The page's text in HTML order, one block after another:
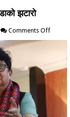
झटारो
Comments Offon
असार
शैलेन्द्र